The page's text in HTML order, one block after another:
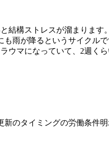
結構ストレスが溜まります
雨が降るというサイクル
ウマになっていて、2週く
のタイミングの労働条件